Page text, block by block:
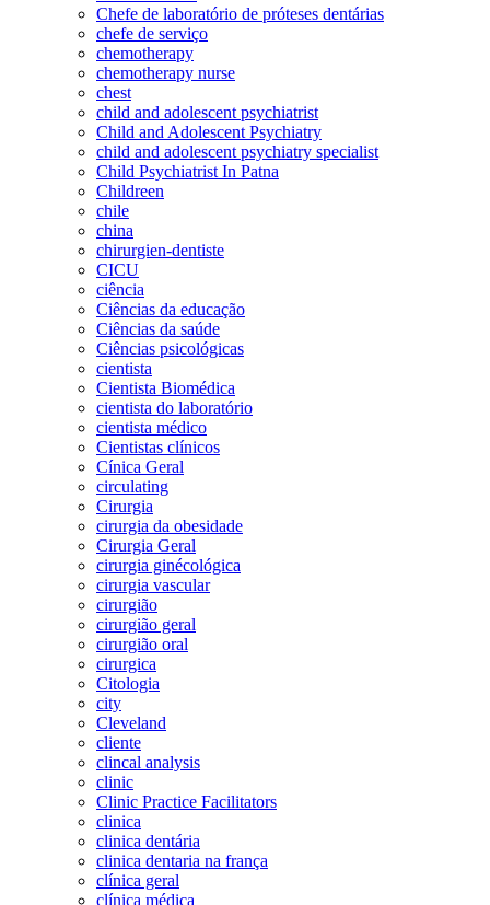
Chefe de laboratório de próteses dentárias
chefe de serviço
chemotherapy
chemotherapy nurse
chest
child and adolescent psychiatrist
Child and Adolescent Psychiatry
child and adolescent psychiatry specialist
Child Psychiatrist In Patna
Childreen
chile
china
chirurgien-dentiste
CICU
ciência
Ciências da educação
Ciências da saúde
Ciências psicológicas
cientista
Cientista Biomédica
cientista do laboratório
cientista médico
Cientistas clínicos
Cínica Geral
circulating
Cirurgia
cirurgia da obesidade
Cirurgia Geral
cirurgia ginécológica
cirurgia vascular
cirurgião
cirurgião geral
cirurgião oral
cirurgica
Citologia
city
Cleveland
cliente
clincal analysis
clinic
Clinic Practice Facilitators
clinica
clinica dentária
clinica dentaria na frança
clínica geral
clínica médica